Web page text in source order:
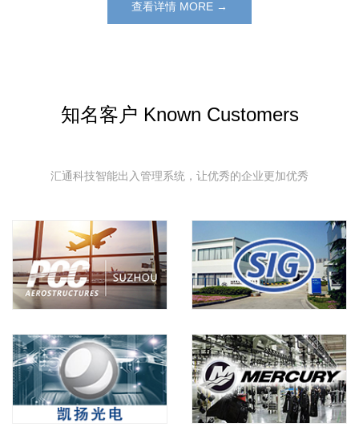
查看详情 MORE →
知名客户 Known Customers
汇通科技智能出入管理系统，让优秀的企业更加优秀